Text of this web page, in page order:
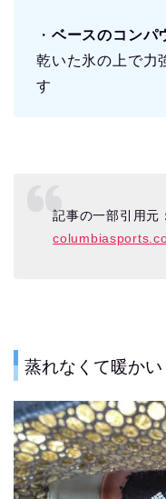
・ ベースのコンパ
乾いた氷の上で力
す
記事の一部引用元
蒸れなくて暖かい